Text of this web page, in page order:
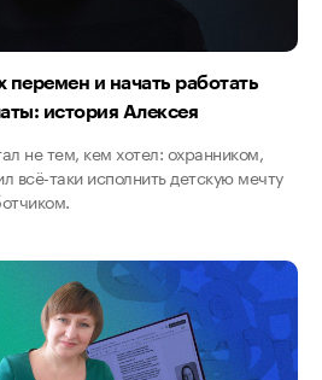
перемен и начать работать
история Алексея
не тем, кем хотел: охранником,
всё-таки исполнить детскую мечту